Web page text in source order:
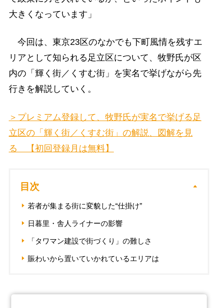
大きくなっています」
今回は、東京23区のなかでも下町風情を残すエ
リアとして知られる足立区について、牧野氏が区
内の「輝く街／くすむ街」を実名で挙げながら先
行きを解説していく。
＞プレミアム登録して、牧野氏が実名で挙げる足
立区の「輝く街／くすむ街」の解説、図解を見
る 【初回登録月は無料】
目次
若者が集まる街に変貌した“仕掛け”
日暮里・舎人ライナーの影響
「タワマン建設で街づくり」の難しさ
賑わいから置いていかれているエリアは